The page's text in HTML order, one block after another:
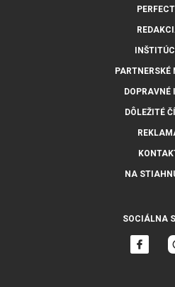
PARTNERSKÉ
DOPRAVNÉ
DÔLEŽITÉ
NA
SOCIÁLNA